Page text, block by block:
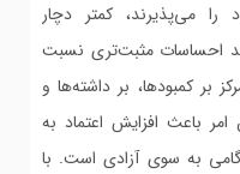
می‌پذیرند، کمتر دچار
احساسات مثبت‌تری نسبت
بر کمبودها، بر داشته‌ها و
باعث افزایش اعتماد به
به سوی آزادی است. با